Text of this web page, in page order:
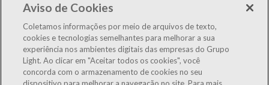
LIGT3 R$3,07 -0,97%
IBOV 176.626 -0,62%
Aviso de Cookies
Coletamos informações por meio de arquivos de texto,
cookies e tecnologias semelhantes para melhorar a sua
experiência nos ambientes digitais das empresas do Grupo
Light. Ao clicar em "Aceitar todos os cookies", você
concorda com o armazenamento de cookies no seu